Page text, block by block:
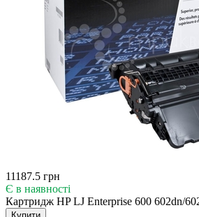
11187.5 грн
Є в наявності
Картридж HP LJ Enterprise 600 602dn/